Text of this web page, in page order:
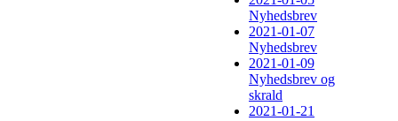
Nyhedsbrev
2021-01-07
Nyhedsbrev
2021-01-09
Nyhedsbrev og
skrald
2021-01-21